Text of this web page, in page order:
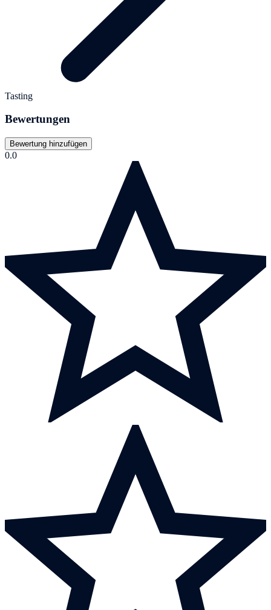
Tasting
Bewertungen
Bewertung hinzufügen
0.0